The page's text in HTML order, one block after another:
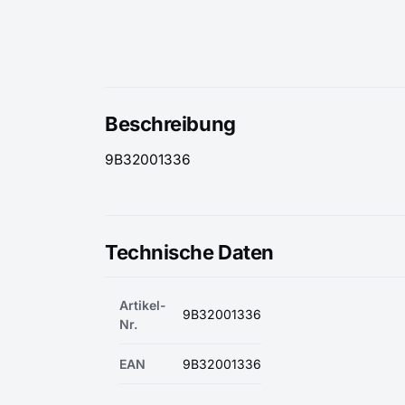
Beschreibung
9B32001336
Technische Daten
Artikel-
Nr.
9B32001336
EAN 9B32001336